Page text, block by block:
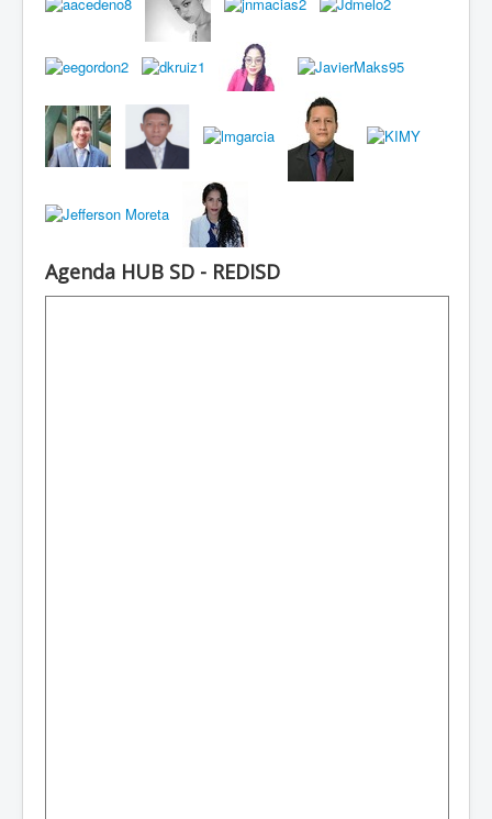
Agenda HUB SD - REDISD